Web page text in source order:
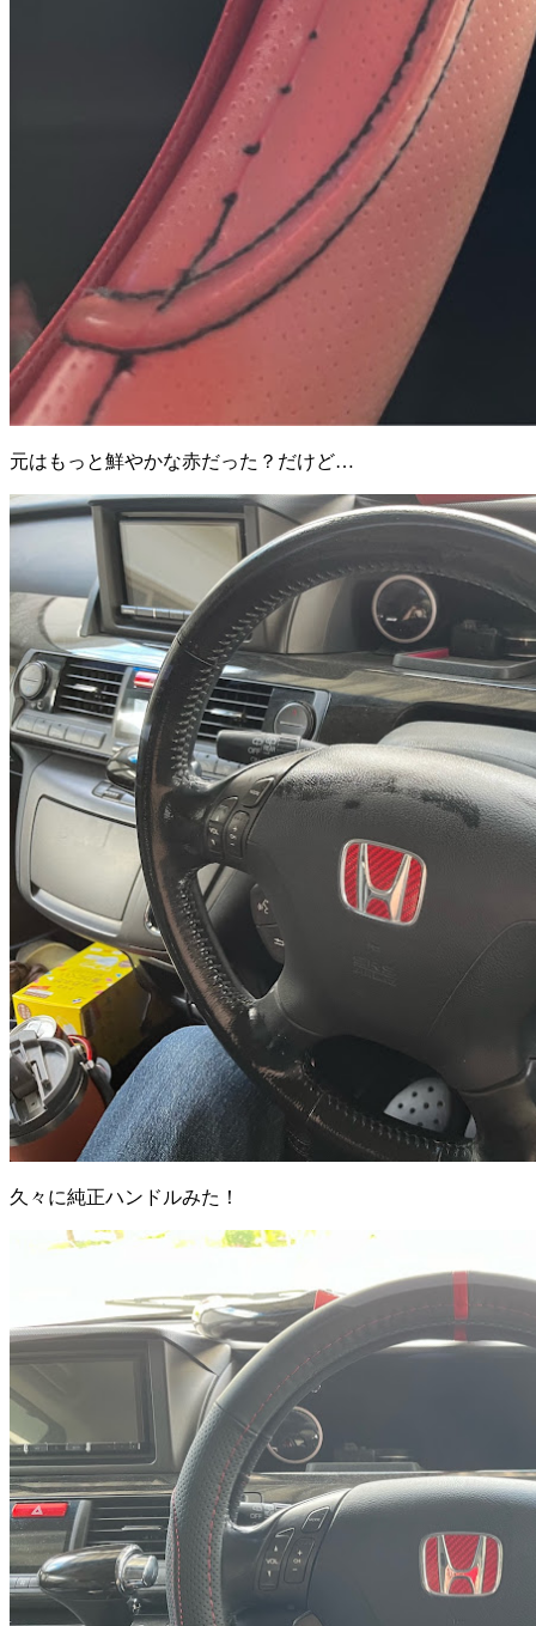
元はもっと鮮やかな赤だった？だけど…
久々に純正ハンドルみた！